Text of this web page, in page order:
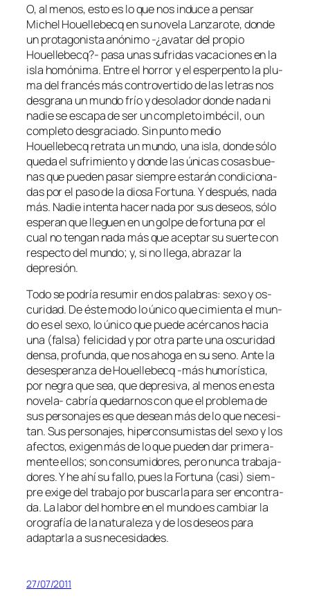
O, al me­nos, es­to es lo que nos in­du­ce a pen­sar
Michel Houellebecq en su no­ve­la Lanzarote, don­de
un pro­ta­go­nis­ta anó­ni­mo -¿ava­tar del pro­pio
Houellebecq?- pa­sa unas su­fri­das va­ca­cio­nes en la
is­la ho­mó­ni­ma. Entre el ho­rror y el es­per­pen­to la plu­
ma del fran­cés más con­tro­ver­ti­do de las le­tras nos
des­gra­na un mun­do frío y de­so­la­dor don­de na­da ni
na­die se es­ca­pa de ser un com­ple­to im­bé­cil, o un
com­ple­to des­gra­cia­do. Sin pun­to me­dio
Houellebecq re­tra­ta un mun­do, una is­la, don­de só­lo
que­da el su­fri­mien­to y don­de las úni­cas co­sas bue­
nas que pue­den pa­sar siem­pre es­ta­rán con­di­cio­na­
das por el pa­so de la dio­sa Fortuna. Y des­pués, na­da
más. Nadie in­ten­ta ha­cer na­da por sus de­seos, só­lo
es­pe­ran que lle­guen en un gol­pe de for­tu­na por el
cual no ten­gan na­da más que acep­tar su suer­te con
res­pec­to del mun­do; y, si no lle­ga, abra­zar la
depresión.
Todo se po­dría re­su­mir en dos pa­la­bras: se­xo y os­
cu­ri­dad. De és­te mo­do lo úni­co que ci­mien­ta el mun­
do es el se­xo, lo úni­co que pue­de acér­ca­nos ha­cia
una (fal­sa) fe­li­ci­dad y por otra par­te una os­cu­ri­dad
den­sa, pro­fun­da, que nos aho­ga en su seno. Ante la
des­es­pe­ran­za de Houellebecq ‑más hu­mo­rís­ti­ca,
por ne­gra que sea, que de­pre­si­va, al me­nos en es­ta
novela- ca­bría que­dar­nos con que el pro­ble­ma de
sus per­so­na­jes es que de­sean más de lo que ne­ce­si­
tan. Sus per­so­na­jes, hi­per­con­su­mis­tas del se­xo y los
afec­tos, exi­gen más de lo que pue­den dar pri­me­ra­
men­te ellos; son con­su­mi­do­res, pe­ro nun­ca tra­ba­ja­
do­res. Y he ahí su fa­llo, pues la Fortuna (ca­si) siem­
pre exi­ge del tra­ba­jo por bus­car­la pa­ra ser en­con­tra­
da. La la­bor del hom­bre en el mun­do es cam­biar la
oro­gra­fía de la na­tu­ra­le­za y de los de­seos pa­ra
adap­tar­la a sus necesidades.
27/07/2011